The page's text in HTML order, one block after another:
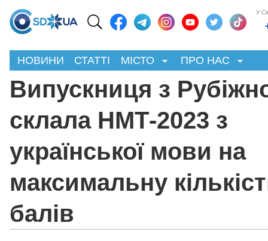
У
НОВИНИ СТАТТІ МІСТО ПРО НАС
Випускниця з
склала НМТ-2023 з
української мови на
максимальну
балів